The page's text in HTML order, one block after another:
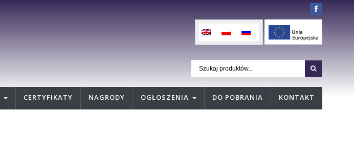
CERTYFIKATY NAGRODY OGŁOSZENIA DO POBRANIA KONTAKT